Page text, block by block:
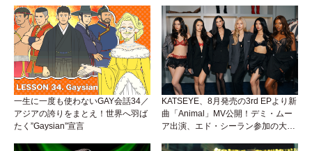
一生に一度も使わないGAY会話34／
アジアの誇りをまとえ！世界へ羽ば
たく”Gaysian”宣言
KATSEYE、8月発売の3rd EPより新
曲「Animal」MV公開！デミ・ムー
ア出演、エド・シーラン参加の大胆